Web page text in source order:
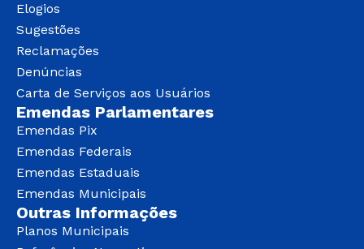
Elogios
Sugestões
Reclamações
Denúncias
Carta de Serviços aos Usuários
Emendas Parlamentares
Emendas Pix
Emendas Federais
Emendas Estaduais
Emendas Municipais
Outras Informações
Planos Municipais